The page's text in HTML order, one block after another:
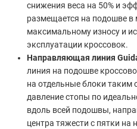
снижения веса на 50% и
размещается на подошве в
максимальному износу и
эксплуатации кроссовок.
Направляющая линия
линия на подошве
на отдельные блоки таким
давление стопы по
вдоль всей подошвы,
центра тяжести с пятки на